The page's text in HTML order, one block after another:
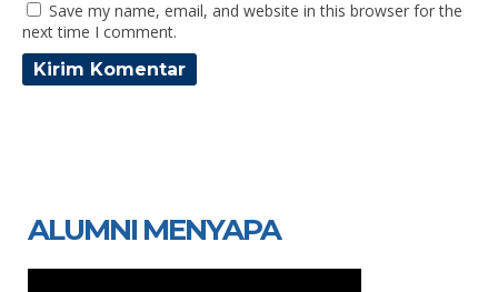
Save my name, email, and website in this browser for the
next time I comment.
ALUMNI MENYAPA